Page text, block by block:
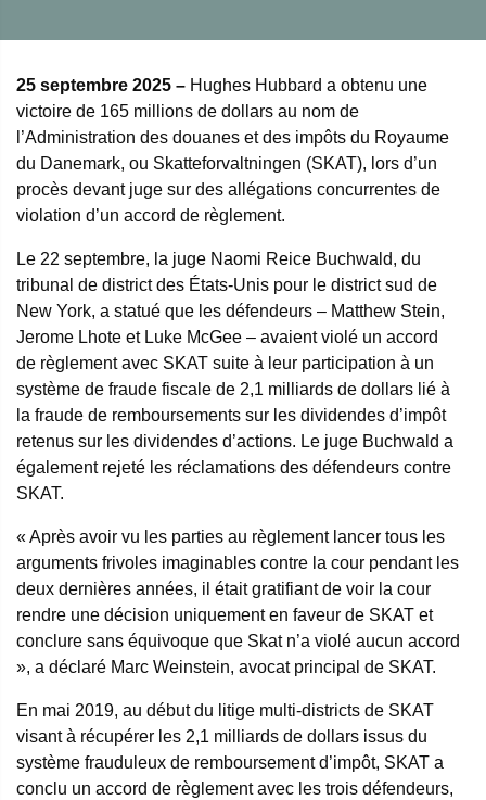
25 septembre 2025 – Hughes Hubbard a obtenu une
victoire de 165 millions de dollars au nom de
l’Administration des douanes et des impôts du Royaume
du Danemark, ou Skatteforvaltningen (SKAT), lors d’un
procès devant juge sur des allégations concurrentes de
violation d’un accord de règlement.
Le 22 septembre, la juge Naomi Reice Buchwald, du
tribunal de district des États-Unis pour le district sud de
New York, a statué que les défendeurs – Matthew Stein,
Jerome Lhote et Luke McGee – avaient violé un accord
de règlement avec SKAT suite à leur participation à un
système de fraude fiscale de 2,1 milliards de dollars lié à
la fraude de remboursements sur les dividendes d’impôt
retenus sur les dividendes d’actions. Le juge Buchwald a
également rejeté les réclamations des défendeurs contre
SKAT.
« Après avoir vu les parties au règlement lancer tous les
arguments frivoles imaginables contre la cour pendant les
deux dernières années, il était gratifiant de voir la cour
rendre une décision uniquement en faveur de SKAT et
conclure sans équivoque que Skat n’a violé aucun accord
», a déclaré Marc Weinstein, avocat principal de SKAT.
En mai 2019, au début du litige multi-districts de SKAT
visant à récupérer les 2,1 milliards de dollars issus du
système frauduleux de remboursement d’impôt, SKAT a
conclu un accord de règlement avec les trois défendeurs,